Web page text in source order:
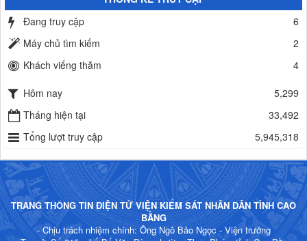
Đang truy cập
6
Máy chủ tìm kiếm
2
Khách viếng thăm
4
Hôm nay
5,299
Tháng hiện tại
33,492
Tổng lượt truy cập
5,945,318
TRANG THÔNG TIN ĐIỆN TỬ VIỆN KIỂM SÁT NHÂN DÂN TỈNH CAO
BẰNG
- Chịu trách nhiệm chính: Ông Ngô Bảo Ngọc - Viện trưởng